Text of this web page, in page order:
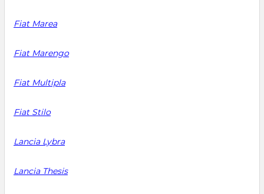
Fiat Marea
Fiat Marengo
Fiat Multipla
Fiat Stilo
Lancia Lybra
Lancia Thesis